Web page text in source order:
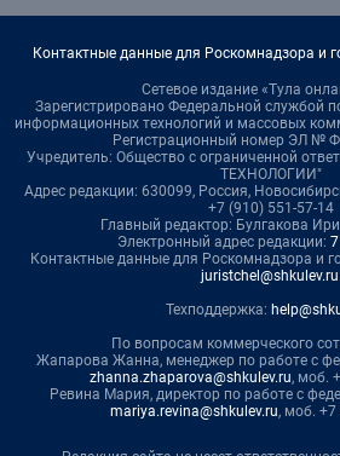
Контактные данные для Роскомнадзора и
Сетевое издание «Тула
Зарегистрировано Федеральной службой
информационных технологий и массовых
Регистрационный номер ЭЛ №
Учредитель: Общество с ограниченной
ТЕХНОЛОГИИ"
Адрес редакции: 630099, Россия,
+7 (910) 551-57-14
Главный редактор: Булгакова
Электронный адрес редакции:
Контактные данные для Роскомнадзора и
juristchel@shkulev.ru
Техподдержка:
По вопросам коммерческого
Жапарова Жанна, менеджер по работе с
zhanna.zhaparova@shkulev.ru, моб.
Ревина Мария, директор по работе с
mariya.revina@shkulev.ru, моб. +7